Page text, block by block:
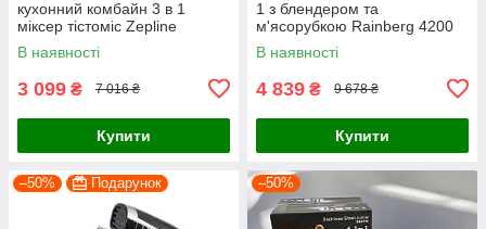
кухонний комбайн 3 в 1
міксер тістоміс Zepline
нержавіюча сталь 3500 Вт з
чашею на 6 л
В наявності
3 099 ₴ 7 016 ₴
Купити
1 з блендером та
м'ясорубкою Rainberg 4200
Вт Тістоміс М'ясорубка
Блендер (червоний)
В наявності
4 839 ₴ 9 678 ₴
Купити
–50% Подарунок –50%